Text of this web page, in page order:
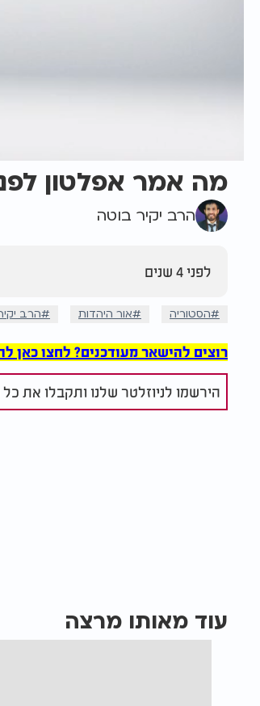
מה אמר אפלטון
הרב יקיר בוטה
לפני 4 שנים
הסטוריה אור היהדות הרב
רוצים להישאר מעודכנים? לחצו כאן
הירשמו לניוזלטר שלנו ותקבלו את
עוד מאותו מרצה